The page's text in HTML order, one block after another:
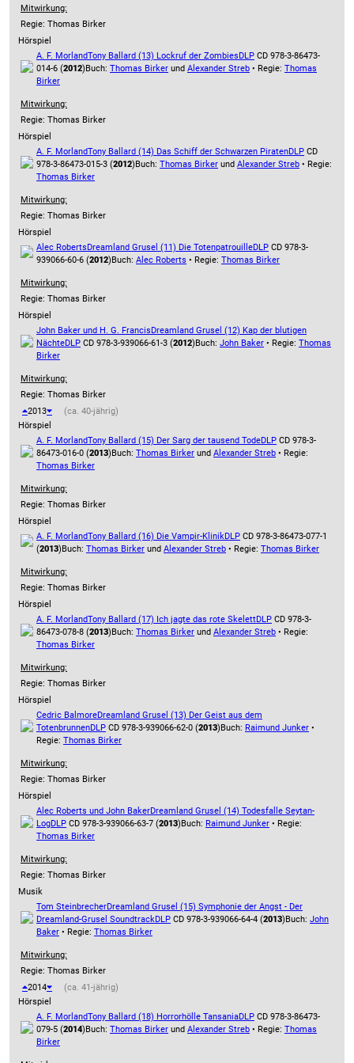
Mitwirkung:
Regie: Thomas Birker
Hörspiel
A. F. MorlandTony Ballard (13) Lockruf der ZombiesDLP CD 978-3-86473-
014-6 (2012)Buch: Thomas Birker und Alexander Streb • Regie: Thomas
Birker
Mitwirkung:
Regie: Thomas Birker
Hörspiel
A. F. MorlandTony Ballard (14) Das Schiff der Schwarzen PiratenDLP CD
978-3-86473-015-3 (2012)Buch: Thomas Birker und Alexander Streb • Regie:
Thomas Birker
Mitwirkung:
Regie: Thomas Birker
Hörspiel
Alec RobertsDreamland Grusel (11) Die TotenpatrouilleDLP CD 978-3-
939066-60-6 (2012)Buch: Alec Roberts • Regie: Thomas Birker
Mitwirkung:
Regie: Thomas Birker
Hörspiel
John Baker und H. G. FrancisDreamland Grusel (12) Kap der blutigen
NächteDLP CD 978-3-939066-61-3 (2012)Buch: John Baker • Regie: Thomas
Birker
Mitwirkung:
Regie: Thomas Birker
2013
(ca. 40-jährig)
Hörspiel
A. F. MorlandTony Ballard (15) Der Sarg der tausend TodeDLP CD 978-3-
86473-016-0 (2013)Buch: Thomas Birker und Alexander Streb • Regie:
Thomas Birker
Mitwirkung:
Regie: Thomas Birker
Hörspiel
A. F. MorlandTony Ballard (16) Die Vampir-KlinikDLP CD 978-3-86473-077-1
(2013)Buch: Thomas Birker und Alexander Streb • Regie: Thomas Birker
Mitwirkung:
Regie: Thomas Birker
Hörspiel
A. F. MorlandTony Ballard (17) Ich jagte das rote SkelettDLP CD 978-3-
86473-078-8 (2013)Buch: Thomas Birker und Alexander Streb • Regie:
Thomas Birker
Mitwirkung:
Regie: Thomas Birker
Hörspiel
Cedric BalmoreDreamland Grusel (13) Der Geist aus dem
TotenbrunnenDLP CD 978-3-939066-62-0 (2013)Buch: Raimund Junker •
Regie: Thomas Birker
Mitwirkung:
Regie: Thomas Birker
Hörspiel
Alec Roberts und John BakerDreamland Grusel (14) Todesfalle Seytan-
LogDLP CD 978-3-939066-63-7 (2013)Buch: Raimund Junker • Regie:
Thomas Birker
Mitwirkung:
Regie: Thomas Birker
Musik
Tom SteinbrecherDreamland Grusel (15) Symphonie der Angst - Der
Dreamland-Grusel SoundtrackDLP CD 978-3-939066-64-4 (2013)Buch: John
Baker • Regie: Thomas Birker
Mitwirkung:
Regie: Thomas Birker
2014
(ca. 41-jährig)
Hörspiel
A. F. MorlandTony Ballard (18) Horrorhölle TansaniaDLP CD 978-3-86473-
079-5 (2014)Buch: Thomas Birker und Alexander Streb • Regie: Thomas
Birker